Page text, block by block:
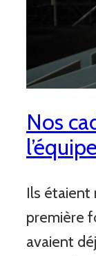
Nos
Ils étaient
première
avaient